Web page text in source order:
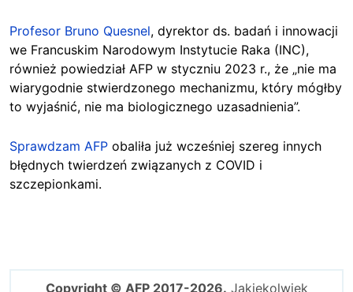
Profesor Bruno Quesnel, dyrektor ds. badań i innowacji
we Francuskim Narodowym Instytucie Raka (INC),
również powiedział AFP w styczniu 2023 r., że „nie ma
wiarygodnie stwierdzonego mechanizmu, który mógłby
to wyjaśnić, nie ma biologicznego uzasadnienia”.
Sprawdzam AFP obaliła już wcześniej szereg innych
błędnych twierdzeń związanych z COVID i
szczepionkami.
Copyright © AFP 2017-2026. Jakiekolwiek